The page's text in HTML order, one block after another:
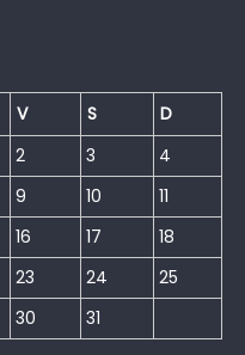
V S
D
2 3
4
9 10
11
16 17
18
23 24
25
30 31